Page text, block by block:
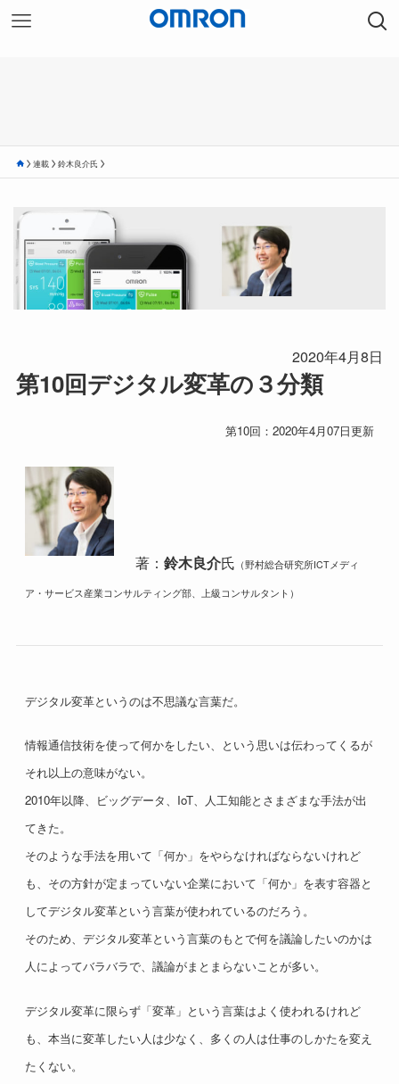
連載 鈴木良介氏
2020年4月8日
第10回デジタル変革の３分類
第10回：2020年4月07日更新
著： 鈴木良介氏 （野村総合研究所ICTメディ
ア・サービス産業コンサルティング部、上級コンサルタント）
デジタル変革というのは不思議な言葉だ。
情報通信技術を使って何かをしたい、という思いは伝わってくるが
それ以上の意味がない。
2010年以降、ビッグデータ、IoT、人工知能とさまざまな手法が出
てきた。
そのような手法を用いて「何か」をやらなければならないけれど
も、その方針が定まっていない企業において「何か」を表す容器と
してデジタル変革という言葉が使われているのだろう。
そのため、デジタル変革という言葉のもとで何を議論したいのかは
人によってバラバラで、議論がまとまらないことが多い。
デジタル変革に限らず「変革」という言葉はよく使われるけれど
も、本当に変革したい人は少なく、多くの人は仕事のしかたを変え
たくない。